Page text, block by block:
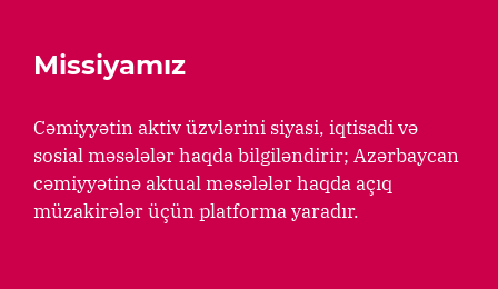
Missiyamız
Cəmiyyətin aktiv üzvlərini siyasi, iqtisadi və
sosial məsələlər haqda bilgiləndirir; Azərbaycan
cəmiyyətinə aktual məsələlər haqda açıq
müzakirələr üçün platforma yaradır.